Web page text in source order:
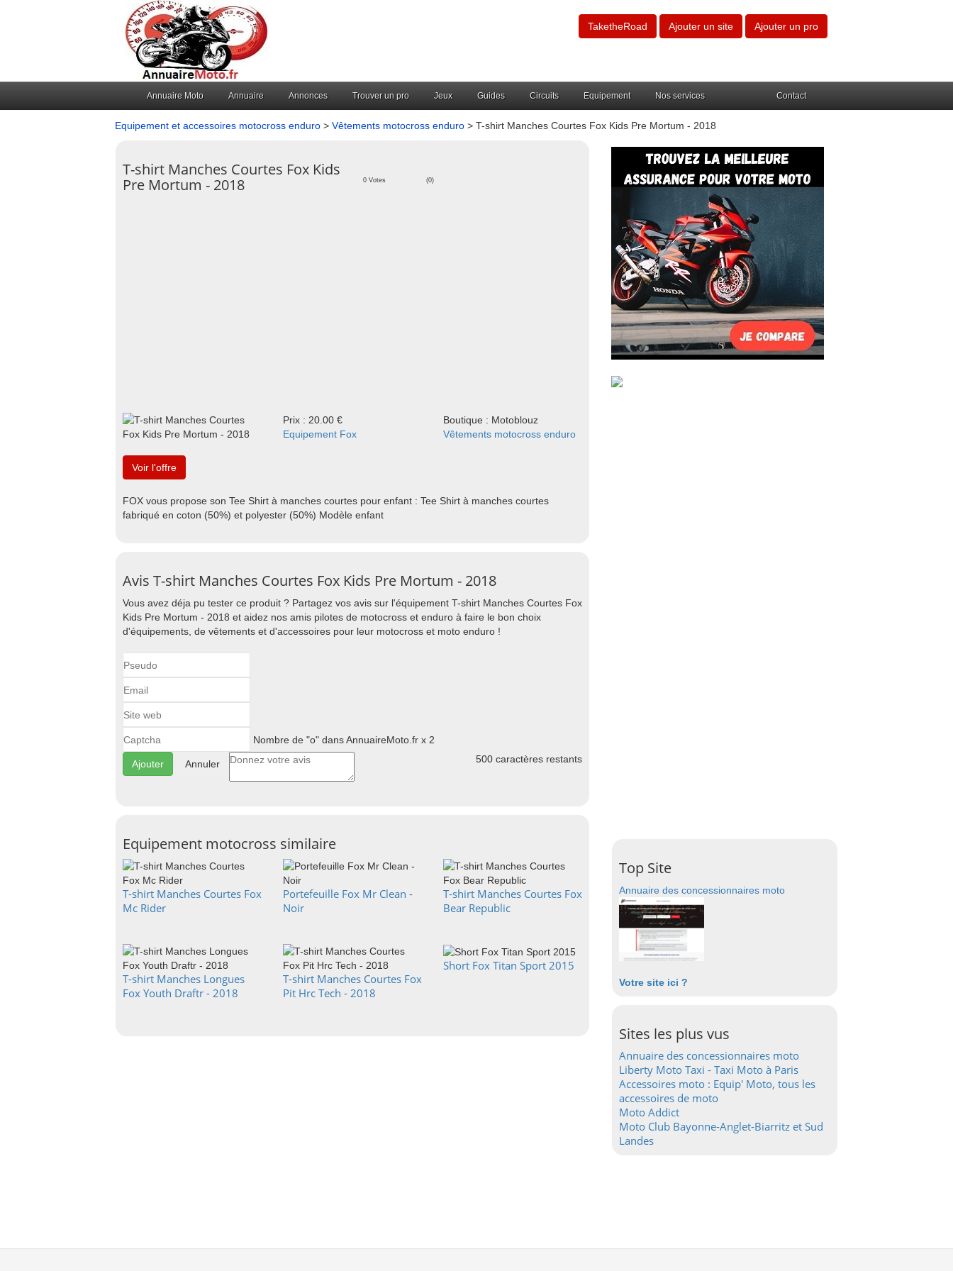
TaketheRoad Ajouter un site Ajouter un pro
Annuaire Moto Annuaire Annonces Trouver un pro Jeux Guides Circuits Equipement Nos services Contact
Equipement et accessoires motocross enduro > Vêtements motocross enduro > T-shirt Manches Courtes Fox Kids Pre Mortum - 2018
T-shirt Manches Courtes Fox Kids
Pre Mortum - 2018
0 Votes (0)
Prix : 20.00 €
Boutique : Motoblouz
Equipement Fox
Vêtements motocross enduro
Voir l'offre
FOX vous propose son Tee Shirt à manches courtes pour enfant : Tee Shirt à manches courtes
fabriqué en coton (50%) et polyester (50%) Modèle enfant
Avis T-shirt Manches Courtes Fox Kids Pre Mortum - 2018
Vous avez déja pu tester ce produit ? Partagez vos avis sur l'équipement T-shirt Manches Courtes Fox
Kids Pre Mortum - 2018 et aidez nos amis pilotes de motocross et enduro à faire le bon choix
d'équipements, de vêtements et d'accessoires pour leur motocross et moto enduro !
Nombre de "o" dans AnnuaireMoto.fr x 2
Annuler 500 caractères restants
Equipement motocross similaire
T-shirt Manches Courtes Fox
Mc Rider
Portefeuille Fox Mr Clean -
Noir
T-shirt Manches Courtes Fox
Bear Republic
T-shirt Manches Longues
Fox Youth Draftr - 2018
T-shirt Manches Courtes Fox
Pit Hrc Tech - 2018
Short Fox Titan Sport 2015
Top Site
Annuaire des concessionnaires moto
Votre site ici ?
Sites les plus vus
Annuaire des concessionnaires moto
Liberty Moto Taxi - Taxi Moto à Paris
Accessoires moto : Equip' Moto, tous les
accessoires de moto
Moto Addict
Moto Club Bayonne-Anglet-Biarritz et Sud
Landes